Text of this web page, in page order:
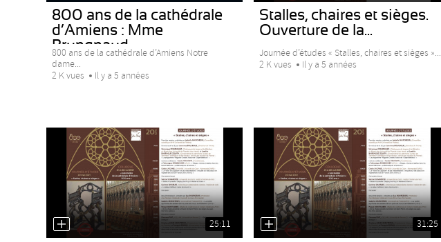
800 ans de la cathédrale
d’Amiens : Mme
Prungnaud
800 ans de la cathédrale d’Amiens Notre
dame...
2 K vues
Il y a 5 années
Stalles, chaires et sièges.
Ouverture de la...
Journée d’études « Stalles, chaires et sièges »...
2 K vues
Il y a 5 années
25:11 31:25